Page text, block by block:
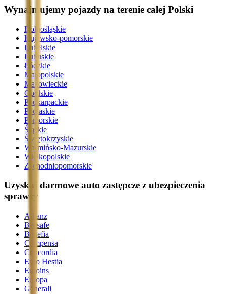
Wynajmujemy pojazdy na terenie całej Polski
Dolnośląskie
Kujawsko-pomorskie
Lubelskie
Lubuskie
Łódzkie
Małopolskie
Mazowieckie
Opolskie
Podkarpackie
Podlaskie
Pomorskie
Śląskie
Świętokrzyskie
Warmińsko-Mazurskie
Wielkopolskie
Zachodniopomorskie
Uzyskaj darmowe auto zastępcze z ubezpieczenia
sprawcy
Allianz
Beesafe
Benefia
Compensa
Concordia
Ergo Hestia
Euroins
Europa
Generali